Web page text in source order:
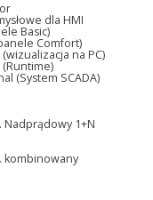
dla HMI
Basic)
Comfort)
na PC)
(System SCADA)
Nadprądowy 1+N
kombinowany